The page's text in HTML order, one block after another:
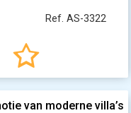
Ref. AS-3322
van moderne villa’s